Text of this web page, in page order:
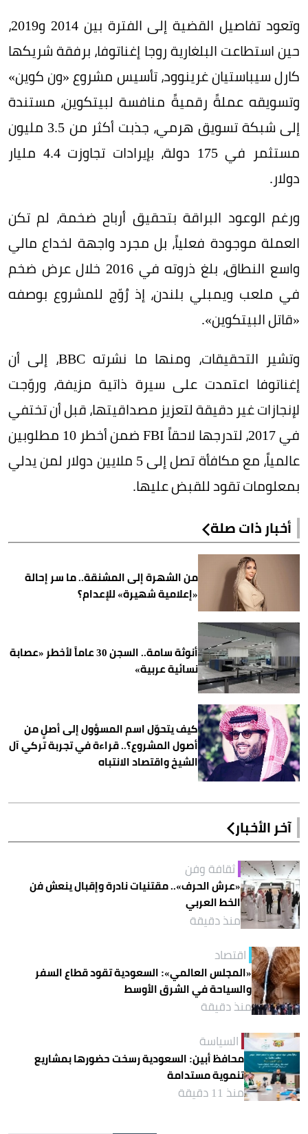
وتعود تفاصيل القضية إلى الفترة بين 2014 و2019،
حين استطاعت البلغارية روجا إغناتوفا، برفقة شريكها
كارل سيباستيان غرينوود، تأسيس مشروع «ون كوين»
وتسويقه عملةً رقميةً منافسة لبيتكوين، مستندة
إلى شبكة تسويق هرمي، جذبت أكثر من 3.5 مليون
مستثمر في 175 دولة، بإيرادات تجاوزت 4.4 مليار
دولار.
ورغم الوعود البراقة بتحقيق أرباح ضخمة، لم تكن
العملة موجودة فعلياً، بل مجرد واجهة لخداع مالي
واسع النطاق، بلغ ذروته في 2016 خلال عرض ضخم
في ملعب ويمبلي بلندن، إذ رُوّج للمشروع بوصفه
«قاتل البيتكوين».
وتشير التحقيقات، ومنها ما نشرته BBC، إلى أن
إغناتوفا اعتمدت على سيرة ذاتية مزيفة، وروّجت
لإنجازات غير دقيقة لتعزيز مصداقيتها، قبل أن تختفي
في 2017، لتدرجها لاحقاً FBI ضمن أخطر 10 مطلوبين
عالمياً، مع مكافأة تصل إلى 5 ملايين دولار لمن يدلي
بمعلومات تقود للقبض عليها.
أخبار ذات صلة
من الشهرة إلى المشنقة.. ما سر إحالة
«إعلامية شهيرة» للإعدام؟
أنوثة سامة.. السجن 30 عاماً لأخطر «عصابة
نسائية عربية»
كيف يتحوّل اسم المسؤول إلى أصلٍ من
أصول المشروع؟.. قراءة في تجربة تركي آل
الشيخ واقتصاد الانتباه
آخر الأخبار
ثقافة وفن
«عرش الحرف».. مقتنيات نادرة وإقبال ينعش فن
الخط العربي
منذ دقيقة
اقتصاد
«المجلس العالمي»: السعودية تقود قطاع السفر
والسياحة في الشرق الأوسط
منذ دقيقة
السياسة
محافظ أبين: السعودية رسخت حضورها بمشاريع
تنموية مستدامة
منذ 11 دقيقة